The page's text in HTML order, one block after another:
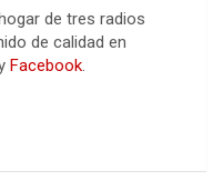
de tres radios
de calidad en
Facebook.